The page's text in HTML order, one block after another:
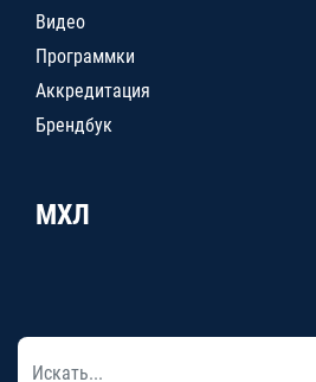
Видео
Программки
Аккредитация
Брендбук
МХЛ